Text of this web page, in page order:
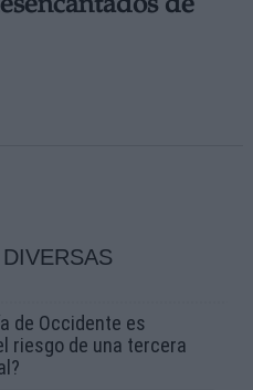
de
de Occidente es
riesgo de una tercera